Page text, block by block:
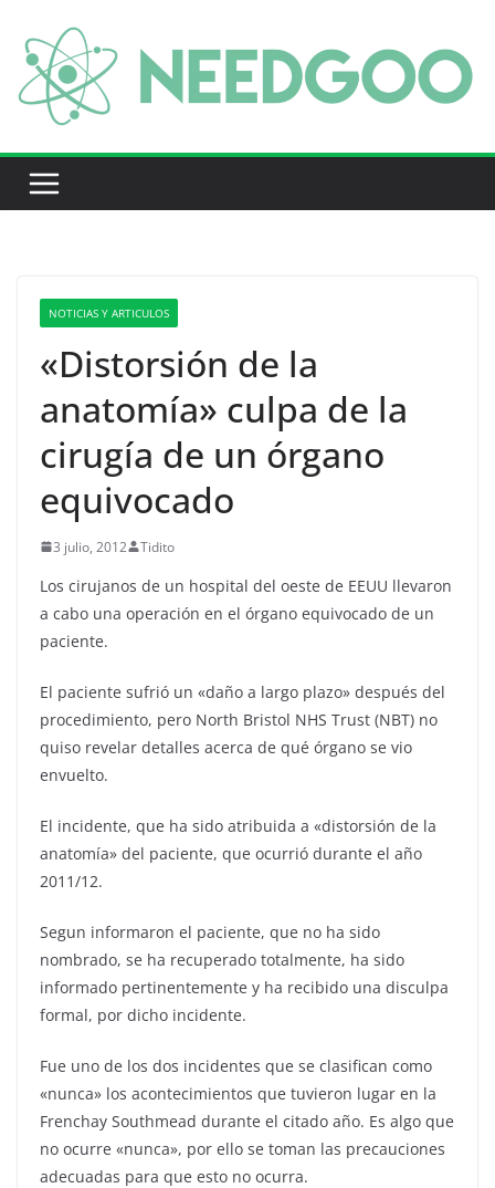
contenido
D
a
n
NOTICIAS Y ARTICULOS
«Distorsión de la
anatomía» culpa de la
cirugía de un órgano
equivocado
3 julio, 2012 Tidito
Los cirujanos de un hospital del oeste de EEUU llevaron
a cabo una operación en el órgano equivocado de un
paciente.
El paciente sufrió un «daño a largo plazo» después del
procedimiento, pero North Bristol NHS Trust (NBT) no
quiso revelar detalles acerca de qué órgano se vio
envuelto.
El incidente, que ha sido atribuida a «distorsión de la
anatomía» del paciente, que ocurrió durante el año
2011/12.
Segun informaron el paciente, que no ha sido
nombrado, se ha recuperado totalmente, ha sido
informado pertinentemente y ha recibido una disculpa
formal, por dicho incidente.
Fue uno de los dos incidentes que se clasifican como
«nunca» los acontecimientos que tuvieron lugar en la
Frenchay Southmead durante el citado año. Es algo que
no ocurre «nunca», por ello se toman las precauciones
adecuadas para que esto no ocurra.